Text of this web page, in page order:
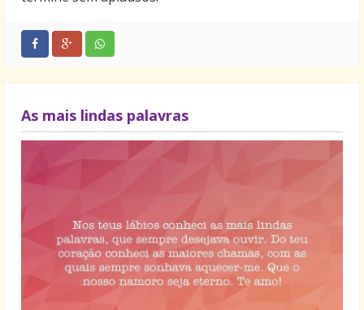
As mais lindas palavras